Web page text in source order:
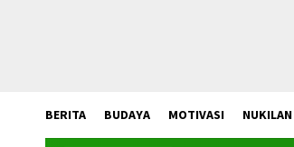
BERITA BUDAYA MOTIVASI NUKILAN